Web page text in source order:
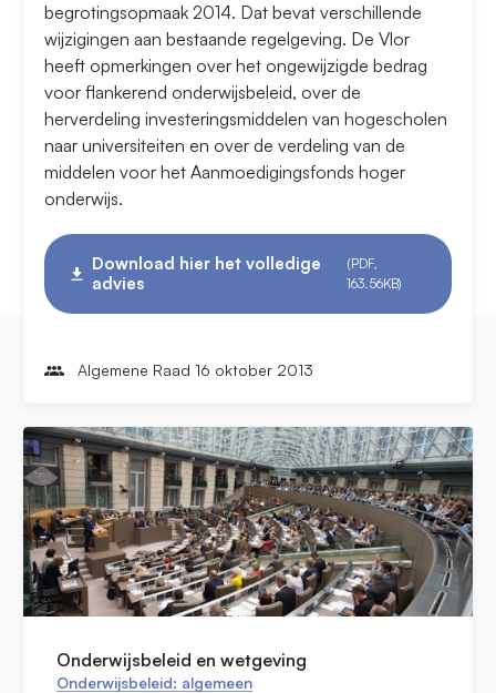
begrotingsopmaak 2014. Dat bevat verschillende
wijzigingen aan bestaande regelgeving. De Vlor
heeft opmerkingen over het ongewijzigde bedrag
voor flankerend onderwijsbeleid, over de
herverdeling investeringsmiddelen van hogescholen
naar universiteiten en over de verdeling van de
middelen voor het Aanmoedigingsfonds hoger
onderwijs.
Download hier het volledige
advies
(PDF,
163.56KB)
Algemene Raad 16 oktober 2013
Onderwijsbeleid en wetgeving
Onderwijsbeleid: algemeen